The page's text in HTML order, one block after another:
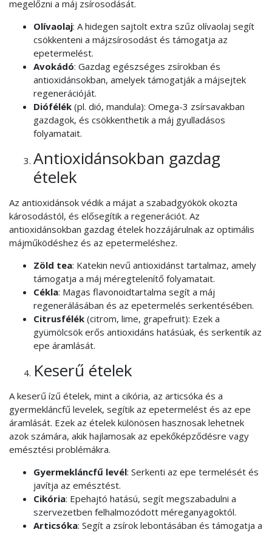
megelőzni a máj zsírosodását.
Olívaolaj: A hidegen sajtolt extra szűz olívaolaj segít
csökkenteni a májzsírosodást és támogatja az
epetermelést.
Avokádó: Gazdag egészséges zsírokban és
antioxidánsokban, amelyek támogatják a májsejtek
regenerációját.
Diófélék (pl. dió, mandula): Omega-3 zsírsavakban
gazdagok, és csökkenthetik a máj gyulladásos
folyamatait.
Antioxidánsokban gazdag
ételek
Az antioxidánsok védik a májat a szabadgyökök okozta
károsodástól, és elősegítik a regenerációt. Az
antioxidánsokban gazdag ételek hozzájárulnak az optimális
májműködéshez és az epetermeléshez.
Zöld tea: Katekin nevű antioxidánst tartalmaz, amely
támogatja a máj méregtelenítő folyamatait.
Cékla: Magas flavonoidtartalma segít a máj
regenerálásában és az epetermelés serkentésében.
Citrusfélék (citrom, lime, grapefruit): Ezek a
gyümölcsök erős antioxidáns hatásúak, és serkentik az
epe áramlását.
Keserű ételek
A keserű ízű ételek, mint a cikória, az articsóka és a
gyermekláncfű levelek, segítik az epetermelést és az epe
áramlását. Ezek az ételek különösen hasznosak lehetnek
azok számára, akik hajlamosak az epekőképződésre vagy
emésztési problémákra.
Gyermekláncfű levél: Serkenti az epe termelését és
javítja az emésztést.
Cikória: Epehajtó hatású, segít megszabadulni a
szervezetben felhalmozódott méreganyagoktól.
Articsóka: Segít a zsírok lebontásában és támogatja a